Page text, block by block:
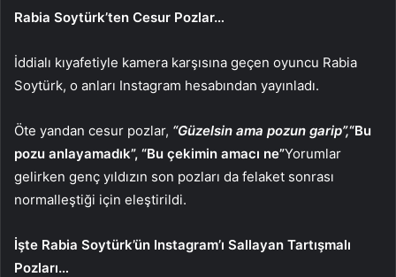
Rabia Soytürk’ten Cesur Pozlar…
İddialı kıyafetiyle kamera karşısına geçen oyuncu Rabia
Soytürk, o anları Instagram hesabından yayınladı.
Öte yandan cesur pozlar, “Güzelsin ama pozun garip”,“Bu
pozu anlayamadık”, “Bu çekimin amacı ne”Yorumlar
gelirken genç yıldızın son pozları da felaket sonrası
normalleştiği için eleştirildi.
İşte Rabia Soytürk’ün Instagram’ı Sallayan Tartışmalı
Pozları…